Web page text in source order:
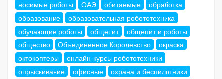
носимые роботы
ОАЭ обитаемые
обработка
образование
образовательная робототехника
обучающие роботы
общепит
общепит и роботы
общество
Объединенное Королевство
окраска
октокоптеры
онлайн-курсы робототехники
опрыскивание
офисные
охрана и беспилотники